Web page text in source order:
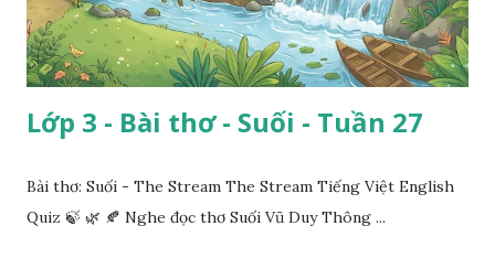
Lớp 3 - Bài thơ - Suối - Tuần 27
Bài thơ: Suối - The Stream The Stream Tiếng Việt English
Quiz 🍃 🌿 🍂 Nghe đọc thơ Suối Vũ Duy Thông ...